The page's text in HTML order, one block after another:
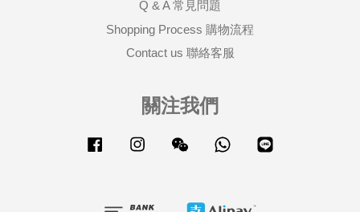
Q & A 常見問題
Shopping Process 購物流程
Contact us 聯絡客服
關注我們
Facebook Instagram Wechat Whatsapp